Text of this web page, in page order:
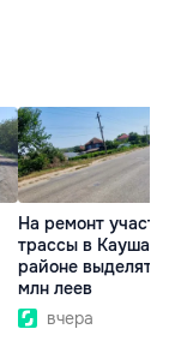
На ремонт
трассы в
районе выделят
млн леев
вчера